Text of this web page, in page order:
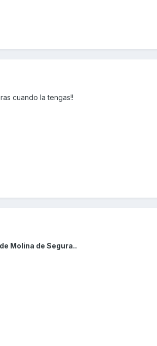
cuando la tengas!!
Molina de Segura..